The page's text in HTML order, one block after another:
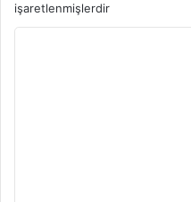
işaretlenmişlerdir